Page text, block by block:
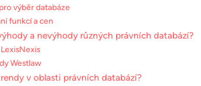
výběr databáze
funkcí a cen
a nevýhody různých právních databází?
Westlaw
v oblasti právních databází?